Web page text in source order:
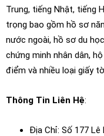
Trung, tiếng Nhật, tiếng
trọng bao gồm hồ sơ
nước ngoài, hồ sơ du
chứng minh nhân dân,
điểm và nhiều loại giấy
Thông Tin Liên Hệ:
Địa Chỉ: Số 177 Lê